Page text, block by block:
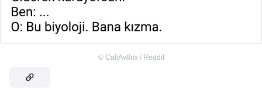
© CaliAv8rix / Reddit